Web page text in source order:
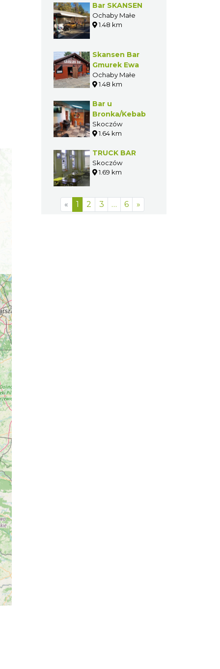
Bar SKANSEN
Ochaby Małe
1.48 km
Skansen Bar
Gmurek Ewa
Ochaby Małe
1.48 km
Bar u
Bronka/Kebab
Skoczów
1.64 km
TRUCK BAR
Skoczów
1.69 km
« 1 2 3 … 6 »